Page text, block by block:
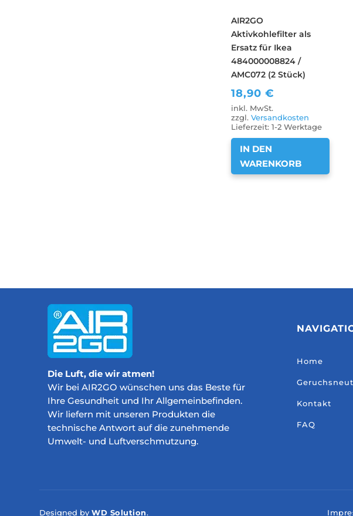
AIR2GO
Aktivkohlefilter als
Ersatz für Ikea
484000008824 /
AMC072 (2 Stück)
18,90 €
inkl. MwSt.
zzgl. Versandkosten
Lieferzeit: 1-2 Werktage
IN DEN
WARENKORB
Die Luft, die wir atmen!
Wir bei AIR2GO wünschen uns das Beste für
Ihre Gesundheit und Ihr Allgemeinbefinden.
Wir liefern mit unseren Produkten die
technische Antwort auf die zunehmende
Umwelt- und Luftverschmutzung.
Home
Kontakt
FAQ
Designed byWD Solution.